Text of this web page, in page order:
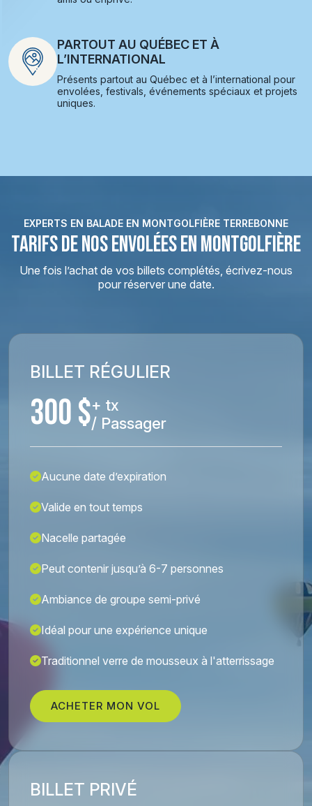
PARTOUT AU QUÉBEC ET À
L’INTERNATIONAL
Présents partout au Québec et à l’international pour
envolées, festivals, événements spéciaux et projets
uniques.
EXPERTS EN BALADE EN MONTGOLFIÈRE TERREBONNE
TARIFS DE NOS ENVOLÉES EN MONTGOLFIÈRE
Une fois l’achat de vos billets complétés, écrivez-nous
pour réserver une date.
BILLET RÉGULIER
300 $+ tx
/ Passager
Aucune date d’expiration
Valide en tout temps
Nacelle partagée
Peut contenir jusqu’à 6-7 personnes
Ambiance de groupe semi-privé
Idéal pour une expérience unique
Traditionnel verre de mousseux à l'atterrissage
ACHETER MON VOL
BILLET PRIVÉ